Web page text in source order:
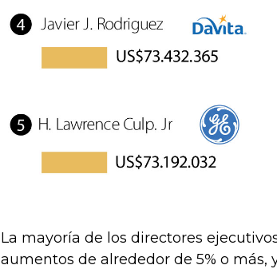
La mayoría de los directores
aumentos de alrededor de 5% o más,